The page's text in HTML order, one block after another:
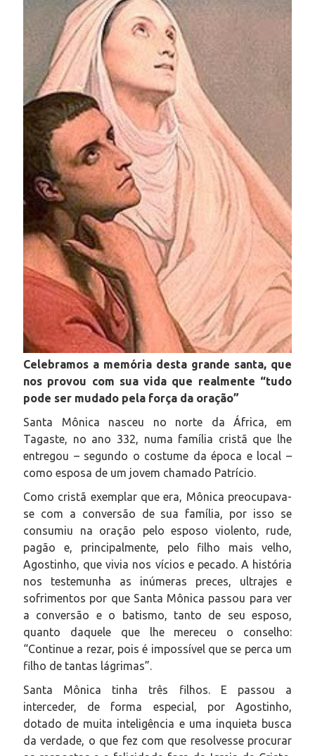
Celebramos a memória desta grande santa, que
nos provou com sua vida que realmente “tudo
pode ser mudado pela força da oração”
Santa Mônica nasceu no norte da África, em
Tagaste, no ano 332, numa família cristã que lhe
entregou – segundo o costume da época e local –
como esposa de um jovem chamado Patrício.
Como cristã exemplar que era, Mônica preocupava-
se com a conversão de sua família, por isso se
consumiu na oração pelo esposo violento, rude,
pagão e, principalmente, pelo filho mais velho,
Agostinho, que vivia nos vícios e pecado. A história
nos testemunha as inúmeras preces, ultrajes e
sofrimentos por que Santa Mônica passou para ver
a conversão e o batismo, tanto de seu esposo,
quanto daquele que lhe mereceu o conselho:
“Continue a rezar, pois é impossível que se perca um
filho de tantas lágrimas”.
Santa Mônica tinha três filhos. E passou a
interceder, de forma especial, por Agostinho,
dotado de muita inteligência e uma inquieta busca
da verdade, o que fez com que resolvesse procurar